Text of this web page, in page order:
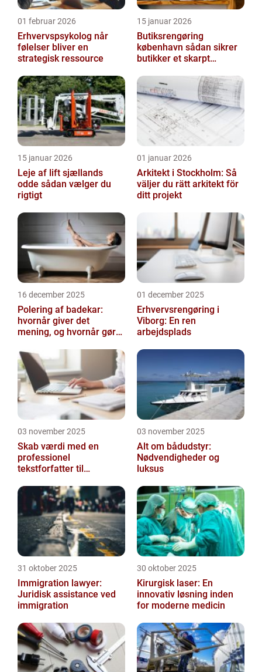
01 februar 2026
Erhvervspsykolog når
følelser bliver en
strategisk ressource
15 januar 2026
Butiksrengøring
københavn sådan sikrer
butikker et skarpt
15 januar 2026
Leje af lift sjællands
odde sådan vælger du
rigtigt
01 januar 2026
Arkitekt i Stockholm: Så
väljer du rätt arkitekt för
ditt projekt
16 december 2025
Polering af badekar:
hvornår giver det
mening, og hvornår gør
01 december 2025
Erhvervsrengøring i
Viborg: En ren
arbejdsplads
03 november 2025
Skab værdi med en
professionel
tekstforfatter til
03 november 2025
Alt om bådudstyr:
Nødvendigheder og
luksus
31 oktober 2025
Immigration lawyer:
Juridisk assistance ved
immigration
30 oktober 2025
Kirurgisk laser: En
innovativ løsning inden
for moderne medicin